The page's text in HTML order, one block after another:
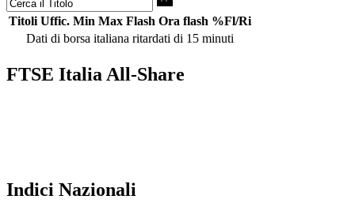
Titoli Uffic. Min Max Flash Ora flash %Fl/Ri
Dati di borsa italiana ritardati di 15 minuti
FTSE Italia All-Share
Indici Nazionali